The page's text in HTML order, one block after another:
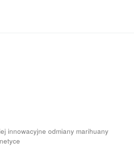
innowacyjne odmiany marihuany